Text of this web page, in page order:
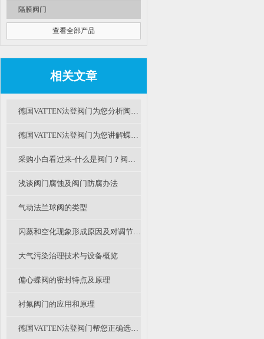
隔膜阀门
查看全部产品
相关文章
德国VATTEN法登阀门为您分析陶瓷阀的应用及展望
德国VATTEN法登阀门为您讲解蝶阀的使用原理
采购小白看过来-什么是阀门？阀门是什么意思？阀门怎么分类的呢？
浅谈阀门腐蚀及阀门防腐办法
气动法兰球阀的类型
闪蒸和空化现象形成原因及对调节阀影响有哪些？
大气污染治理技术与设备概览
偏心蝶阀的密封特点及原理
衬氟阀门的应用和原理
德国VATTEN法登阀门帮您正确选择阀门电动执行器